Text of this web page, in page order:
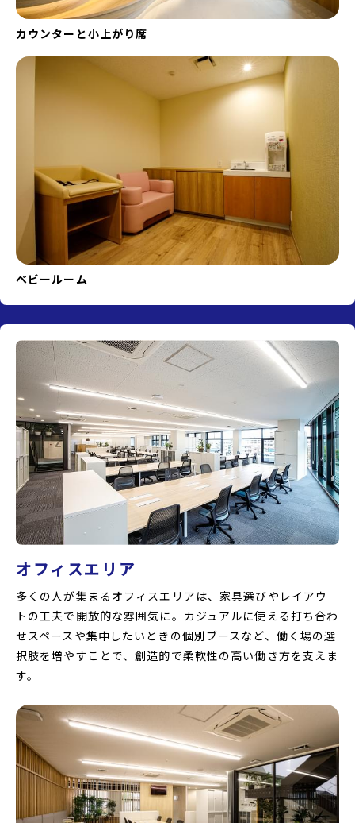
カウンターと小上がり席
ベビールーム
オフィスエリア
多くの人が集まるオフィスエリアは、家具選びやレイアウ
トの工夫で開放的な雰囲気に。カジュアルに使える打ち合わ
せスペースや集中したいときの個別ブースなど、働く場の選
択肢を増やすことで、創造的で柔軟性の高い働き方を支えま
す。